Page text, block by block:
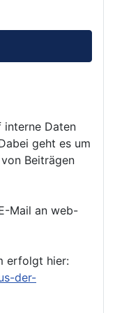
interne Daten
geht es um
Beiträgen
Mail an web-
erfolgt hier:
der-